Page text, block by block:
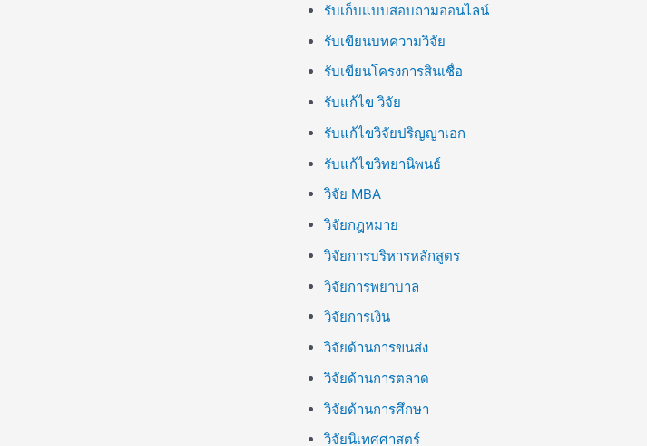
รับเก็บแบบสอบถามออนไลน์
รับเขียนบทความวิจัย
รับเขียนโครงการสินเชื่อ
รับแก้ไข วิจัย
รับแก้ไขวิจัยปริญญาเอก
รับแก้ไขวิทยานิพนธ์
วิจัย MBA
วิจัยกฎหมาย
วิจัยการบริหารหลักสูตร
วิจัยการพยาบาล
วิจัยการเงิน
วิจัยด้านการขนส่ง
วิจัยด้านการตลาด
วิจัยด้านการศึกษา
วิจัยนิเทศศาสตร์